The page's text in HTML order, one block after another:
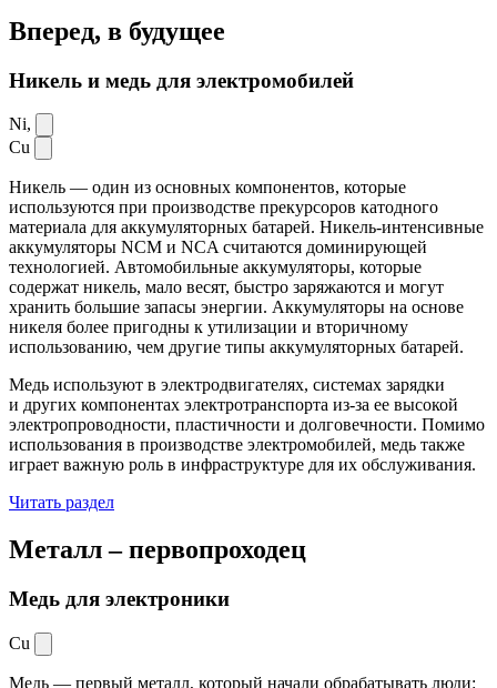
Вперед, в будущее
Никель и медь для электромобилей
Ni,
Cu
Никель — один из основных компонентов, которые
используются при производстве прекурсоров катодного
материала для аккумуляторных батарей. Никель-интенсивные
аккумуляторы NCM и NCA считаются доминирующей
технологией. Автомобильные аккумуляторы, которые
содержат никель, мало весят, быстро заряжаются и могут
хранить большие запасы энергии. Аккумуляторы на основе
никеля более пригодны к утилизации и вторичному
использованию, чем другие типы аккумуляторных батарей.
Медь используют в электродвигателях, системах зарядки
и других компонентах электротранспорта из-за ее высокой
электропроводности, пластичности и долговечности. Помимо
использования в производстве электромобилей, медь также
играет важную роль в инфраструктуре для их обслуживания.
Читать раздел
Металл –первопроходец
Медь для электроники
Cu
Медь — первый металл, который начали обрабатывать люди: